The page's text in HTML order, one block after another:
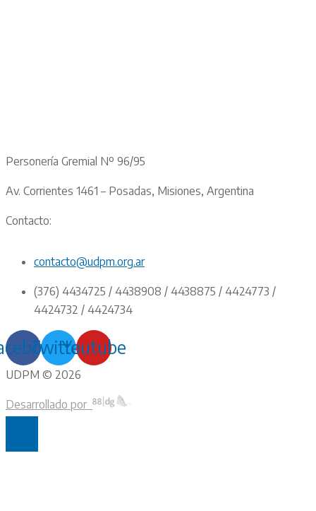
Personería Gremial Nº 96/95
Av. Corrientes 1461 – Posadas, Misiones, Argentina
Contacto:
contacto@udpm.org.ar
(376) 4434725 / 4438908 / 4438875 / 4424773 /
4424732 / 4424734
TwitterYoutube
UDPM © 2026
Desarrollado por